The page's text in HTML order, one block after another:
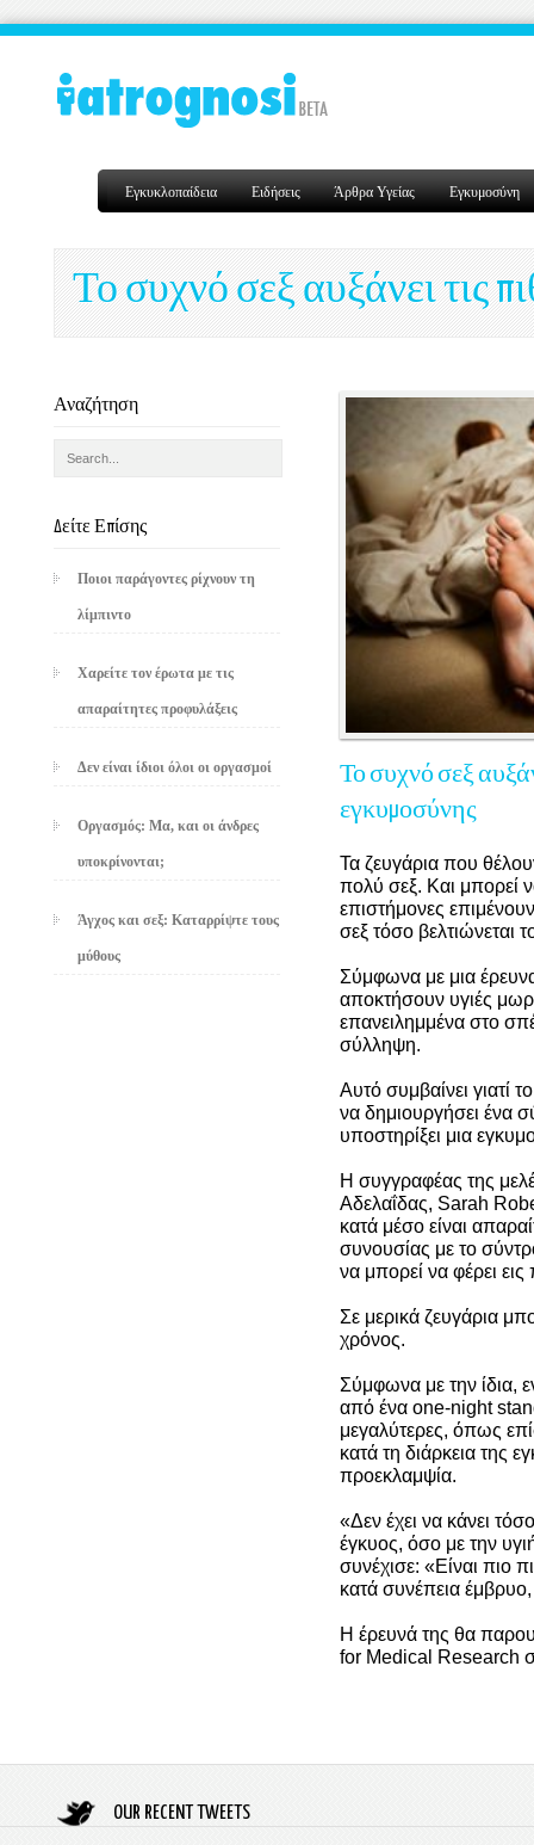
Εγκυκλοπαίδεια Ειδήσεις Άρθρα Υγείας Εγκυμοσύνη
Το συχνό σεξ αυξάνει τις
Αναζήτηση
Δείτε Επίσης
Ποιοι παράγοντες ρίχνουν τη
λίμπιντο
Χαρείτε τον έρωτα με τις
απαραίτητες προφυλάξεις
Δεν είναι ίδιοι όλοι οι οργασμοί
Οργασμός: Μα, και οι άνδρες
υποκρίνονται;
Άγχος και σεξ: Καταρρίψτε τους
μύθους
Το συχνό σεξ
εγκυμοσύνης
Τα ζευγάρια που
πολύ σεξ. Και μπορεί
επιστήμονες
σεξ τόσο βελτιώνεται
Σύμφωνα με μια
αποκτήσουν υγιές
επανειλημμένα στο
σύλληψη.
Αυτό συμβαίνει γιατί
να δημιουργήσει ένα
υποστηρίξει μια
Η συγγραφέας της
Αδελαΐδας, Sarah
κατά μέσο είναι
συνουσίας με το
να μπορεί να φέρει
Σε μερικά ζευγάρια
χρόνος.
Σύμφωνα με την ίδια,
από ένα one-night
μεγαλύτερες, όπως
κατά τη διάρκεια της
προεκλαμψία.
«Δεν έχει να κάνει
έγκυος, όσο με την
συνέχισε: «Είναι πιο
κατά συνέπεια
Η έρευνά της θα
for Medical Research
OUR RECENT TWEETS